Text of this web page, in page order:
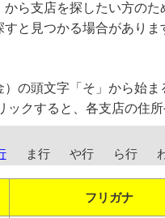
ら支店を探したい方の
と見つかる場合がありま
の頭文字「そ」から始
クすると、各支店の住
ま行 や行 ら行
フリガナ